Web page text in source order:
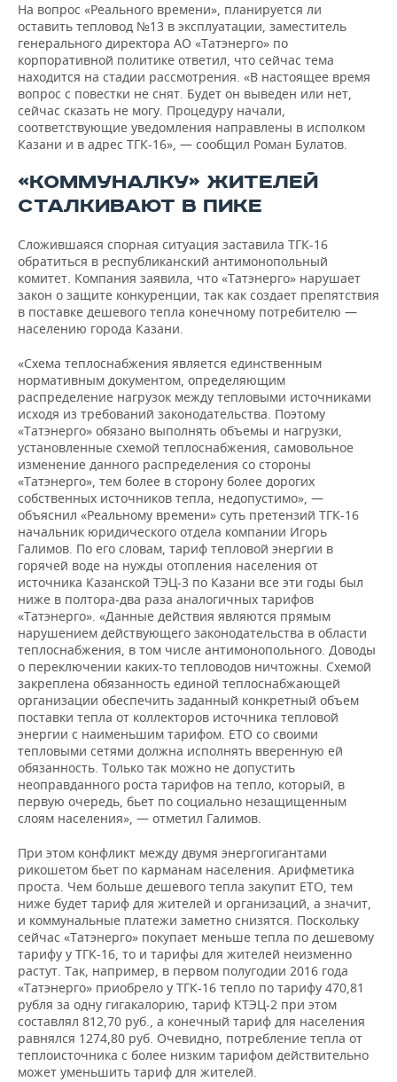
На вопрос «Реального времени», планируется ли
оставить тепловод №13 в эксплуатации, заместитель
генерального директора АО «Татэнерго» по
корпоративной политике ответил, что сейчас тема
находится на стадии рассмотрения. «В настоящее время
вопрос с повестки не снят. Будет он выведен или нет,
сейчас сказать не могу. Процедуру начали,
соответствующие уведомления направлены в исполком
Казани и в адрес ТГК-16», — сообщил Роман Булатов.
«КОММУНАЛКУ» ЖИТЕЛЕЙ
СТАЛКИВАЮТ В ПИКЕ
Сложившаяся спорная ситуация заставила ТГК-16
обратиться в республиканский антимонопольный
комитет. Компания заявила, что «Татэнерго» нарушает
закон о защите конкуренции, так как создает препятствия
в поставке дешевого тепла конечному потребителю —
населению города Казани.
«Схема теплоснабжения является единственным
нормативным документом, определяющим
распределение нагрузок между тепловыми источниками
исходя из требований законодательства. Поэтому
«Татэнерго» обязано выполнять объемы и нагрузки,
установленные схемой теплоснабжения, самовольное
изменение данного распределения со стороны
«Татэнерго», тем более в сторону более дорогих
собственных источников тепла, недопустимо», —
объяснил «Реальному времени» суть претензий ТГК-16
начальник юридического отдела компании Игорь
Галимов. По его словам, тариф тепловой энергии в
горячей воде на нужды отопления населения от
источника Казанской ТЭЦ-3 по Казани все эти годы был
ниже в полтора-два раза аналогичных тарифов
«Татэнерго». «Данные действия являются прямым
нарушением действующего законодательства в области
теплоснабжения, в том числе антимонопольного. Доводы
о переключении каких-то тепловодов ничтожны. Схемой
закреплена обязанность единой теплоснабжающей
организации обеспечить заданный конкретный объем
поставки тепла от коллекторов источника тепловой
энергии с наименьшим тарифом. ЕТО со своими
тепловыми сетями должна исполнять вверенную ей
обязанность. Только так можно не допустить
неоправданного роста тарифов на тепло, который, в
первую очередь, бьет по социально незащищенным
слоям населения», — отметил Галимов.
При этом конфликт между двумя энергогигантами
рикошетом бьет по карманам населения. Арифметика
проста. Чем больше дешевого тепла закупит ЕТО, тем
ниже будет тариф для жителей и организаций, а значит,
и коммунальные платежи заметно снизятся. Поскольку
сейчас «Татэнерго» покупает меньше тепла по дешевому
тарифу у ТГК-16, то и тарифы для жителей неизменно
растут. Так, например, в первом полугодии 2016 года
«Татэнерго» приобрело у ТГК-16 тепло по тарифу 470,81
рубля за одну гигакалорию, тариф КТЭЦ-2 при этом
составлял 812,70 руб., а конечный тариф для населения
равнялся 1274,80 руб. Очевидно, потребление тепла от
теплоисточника с более низким тарифом действительно
может уменьшить тариф для жителей.